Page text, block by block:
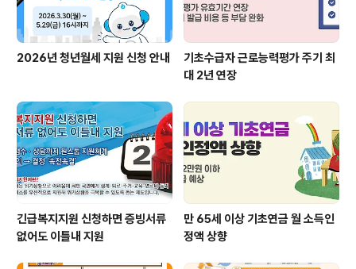
2026년 청년월세 지원 신청 안내
기초수급자 근로능력평가 주기 최
대 2년 연장
긴급복지지원 신청하면 증빙서류
없어도 이틀내 지원
만 65세 이상 기초연금 월 소득인
정액 상향